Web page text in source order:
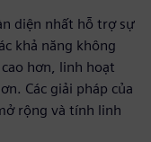
diện nhất hỗ trợ sự
khả năng không
hơn, linh hoạt
Các giải pháp của
rộng và tính linh